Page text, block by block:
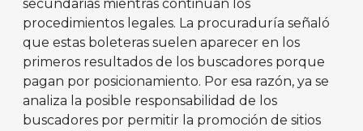
secundarias mientras continúan los
procedimientos legales. La procuraduría señaló
que estas boleteras suelen aparecer en los
primeros resultados de los buscadores porque
pagan por posicionamiento. Por esa razón, ya se
analiza la posible responsabilidad de los
buscadores por permitir la promoción de sitios